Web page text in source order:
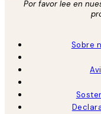
Por favor lee en
Sobre